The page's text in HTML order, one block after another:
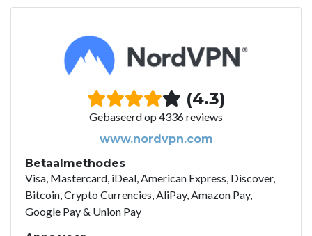
(4.3)
Gebaseerd op 4336 reviews
www.nordvpn.com
Betaalmethodes
Visa, Mastercard, iDeal, American Express, Discover,
Bitcoin, Crypto Currencies, AliPay, Amazon Pay,
Google Pay & Union Pay